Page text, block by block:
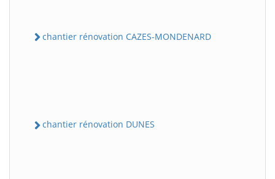
chantier rénovation CAZES-MONDENARD
chantier rénovation DUNES